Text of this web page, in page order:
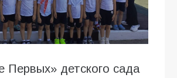
Первых» детского сада